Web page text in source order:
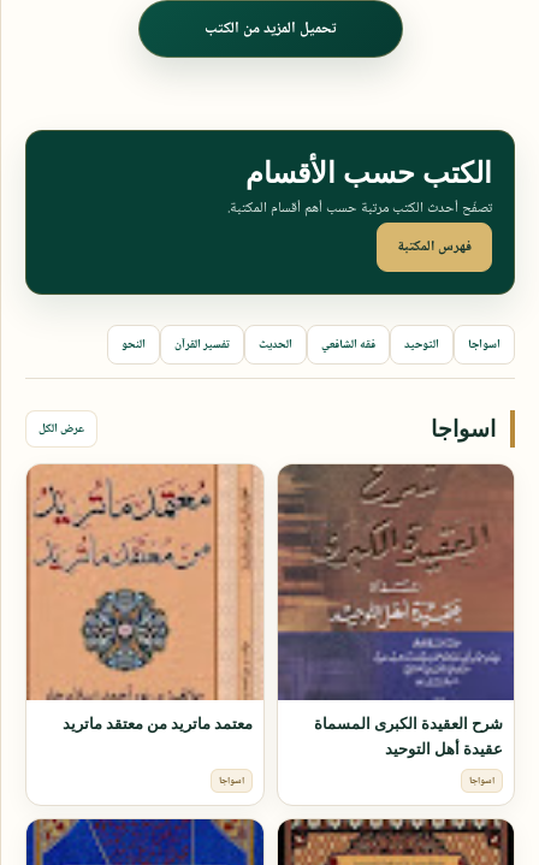
تحميل المزيد من الكتب
الكتب حسب الأقسام
تصفّح أحدث الكتب مرتبة حسب أهم أقسام المكتبة.
فهرس المكتبة
اسواجا التوحيد فقه الشافعي الحديث تفسير القرآن النحو
اسواجا عرض الكل
شرح العقيدة الكبرى المسماة
عقيدة أهل التوحيد
اسواجا
معتمد ماتريد من معتقد ماتريد
اسواجا